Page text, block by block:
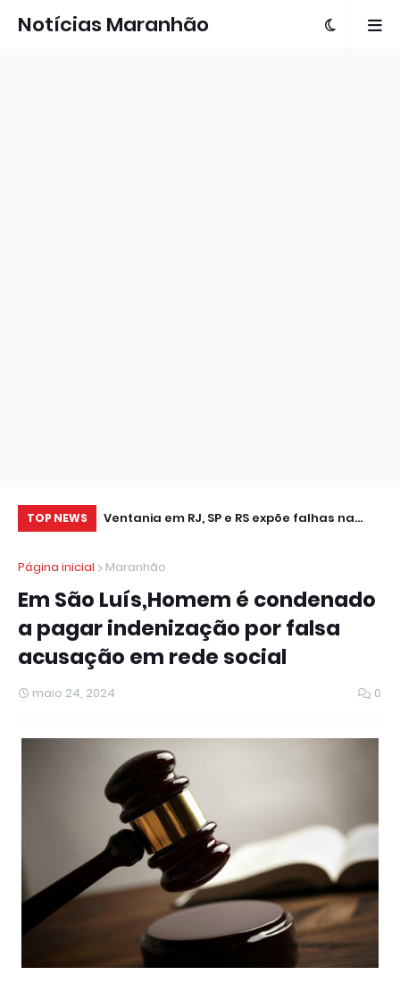
Notícias Maranhão
TOP NEWS
Ventania em RJ, SP e RS expõe falhas na
Página inicial
Maranhão
Em São Luís,Homem é condenado
a pagar indenização por falsa
acusação em rede social
maio 24, 2024 0